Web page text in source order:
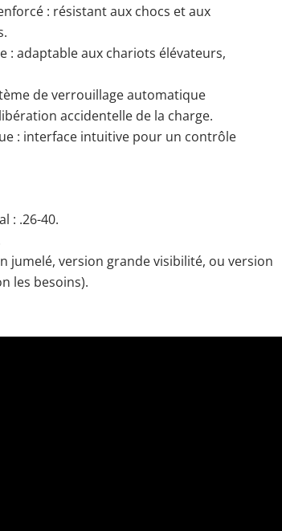
: résistant aux chocs et aux
: adaptable aux chariots élévateurs,
de verrouillage automatique
accidentelle de la charge.
: interface intuitive pour un contrôle
: .26-40.
jumelé, version grande visibilité, ou version
les besoins).